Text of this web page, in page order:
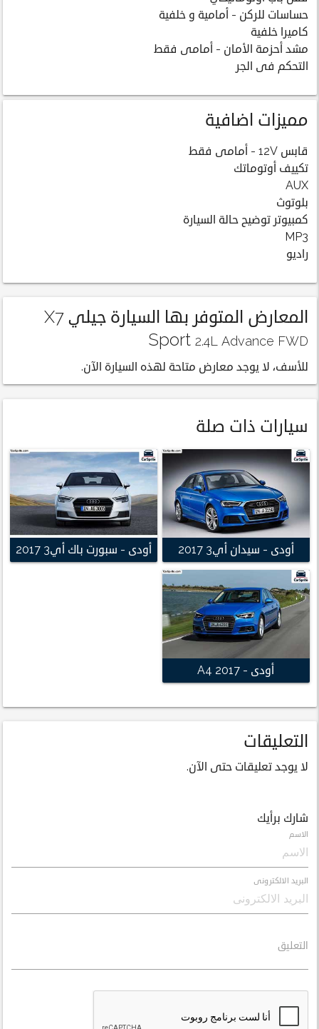
حساسات للركن - أمامية و خلفية
كاميرا خلفية
مشد أحزمة الأمان - أمامى فقط
التحكم فى الجر
مميزات اضافية
قابس 12V - أمامى فقط
تكييف أوتوماتك
AUX
بلوتوث
كمبيوتر توضيح حالة السيارة
MP3
راديو
المعارض المتوفر بها السيارة جيلي X7
Sport 2.4L Advance FWD
للأسف، لا يوجد معارض متاحة لهذه السيارة الآن.
سيارات ذات صلة
أودى - سيدان أي3 2017 أودى - سبورت باك أي3 2017
أودى - A4 2017
التعليقات
لا يوجد تعليقات حتى الآن.
شارك برأيك
الاسم
البريد الالكترونى
التعليق